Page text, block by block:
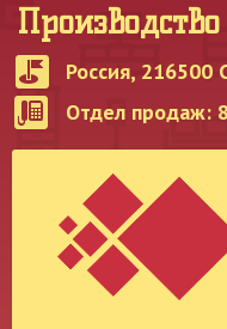
Россия, 216500
Отдел продаж: